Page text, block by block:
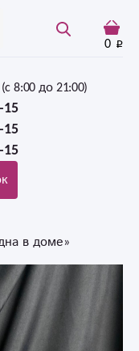
0
8:00 до 21:00)
в доме»